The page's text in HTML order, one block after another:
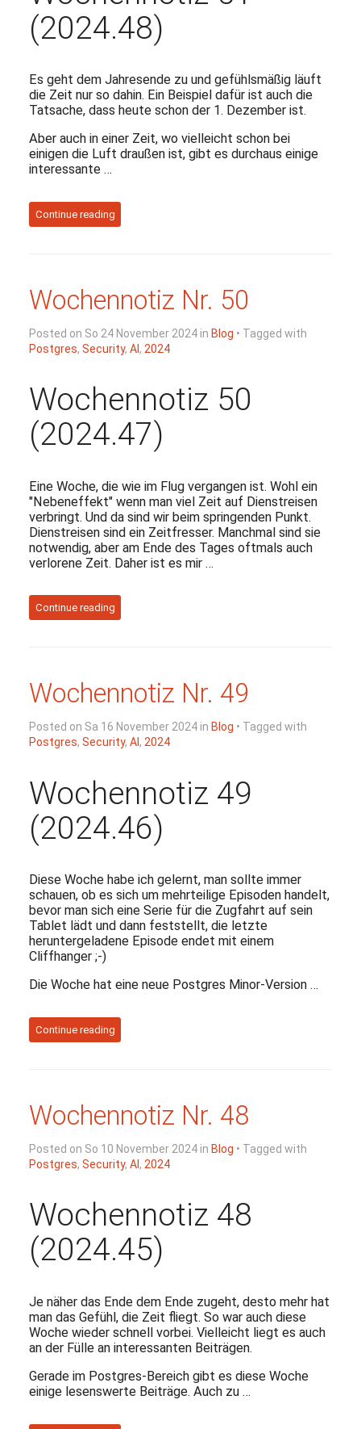
(2024.48)
Es geht dem Jahresende zu und gefühlsmäßig läuft
die Zeit nur so dahin. Ein Beispiel dafür ist auch die
Tatsache, dass heute schon der 1. Dezember ist.
Aber auch in einer Zeit, wo vielleicht schon bei
einigen die Luft draußen ist, gibt es durchaus einige
interessante …
Continue reading
Wochennotiz Nr. 50
Posted on So 24 November 2024 in Blog • Tagged with
Postgres, Security, AI , 2024
Wochennotiz 50
(2024.47)
Eine Woche, die wie im Flug vergangen ist. Wohl ein
"Nebeneffekt" wenn man viel Zeit auf Dienstreisen
verbringt. Und da sind wir beim springenden Punkt.
Dienstreisen sind ein Zeitfresser. Manchmal sind sie
notwendig, aber am Ende des Tages oftmals auch
verlorene Zeit. Daher ist es mir …
Continue reading
Wochennotiz Nr. 49
Posted on Sa 16 November 2024 in Blog • Tagged with
Postgres, Security, AI , 2024
Wochennotiz 49
(2024.46)
Diese Woche habe ich gelernt, man sollte immer
schauen, ob es sich um mehrteilige Episoden handelt,
bevor man sich eine Serie für die Zugfahrt auf sein
Tablet lädt und dann feststellt, die letzte
heruntergeladene Episode endet mit einem
Cliffhanger ;-)
Die Woche hat eine neue Postgres Minor-Version …
Continue reading
Wochennotiz Nr. 48
Posted on So 10 November 2024 in Blog • Tagged with
Postgres, Security, AI , 2024
Wochennotiz 48
(2024.45)
Je näher das Ende dem Ende zugeht, desto mehr hat
man das Gefühl, die Zeit fliegt. So war auch diese
Woche wieder schnell vorbei. Vielleicht liegt es auch
an der Fülle an interessanten Beiträgen.
Gerade im Postgres-Bereich gibt es diese Woche
einige lesenswerte Beiträge. Auch zu …